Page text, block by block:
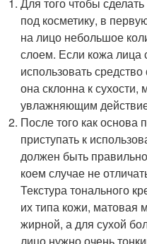
под косметику, в
на лицо небольшое
слоем. Если кожа лица
использовать
она склонна к
увлажняющим
После того как
приступать к
должен быть
коем случае не
Текстура тонального
их типа кожи, матовая
жирной, а для сухой
лицо нужно очень